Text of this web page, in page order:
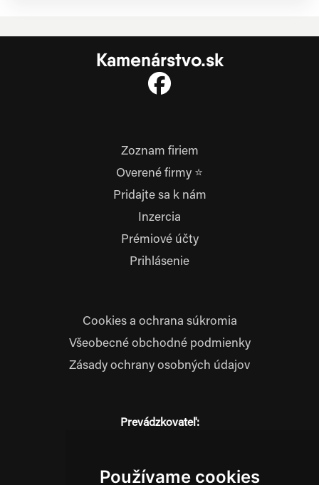
Používame cookies
Kamenárstvo.sk
Zoznam firiem
Overené firmy ⭐
Pridajte sa k nám
Inzercia
Prémiové účty
Prihlásenie
Cookies a ochrana súkromia
Všeobecné obchodné podmienky
Zásady ochrany osobných údajov
Prevádzkovateľ:
014 01 Bytča